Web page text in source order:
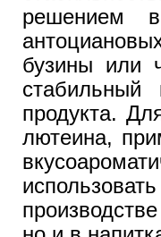
решением
бузины или
продукта.
лютеина,